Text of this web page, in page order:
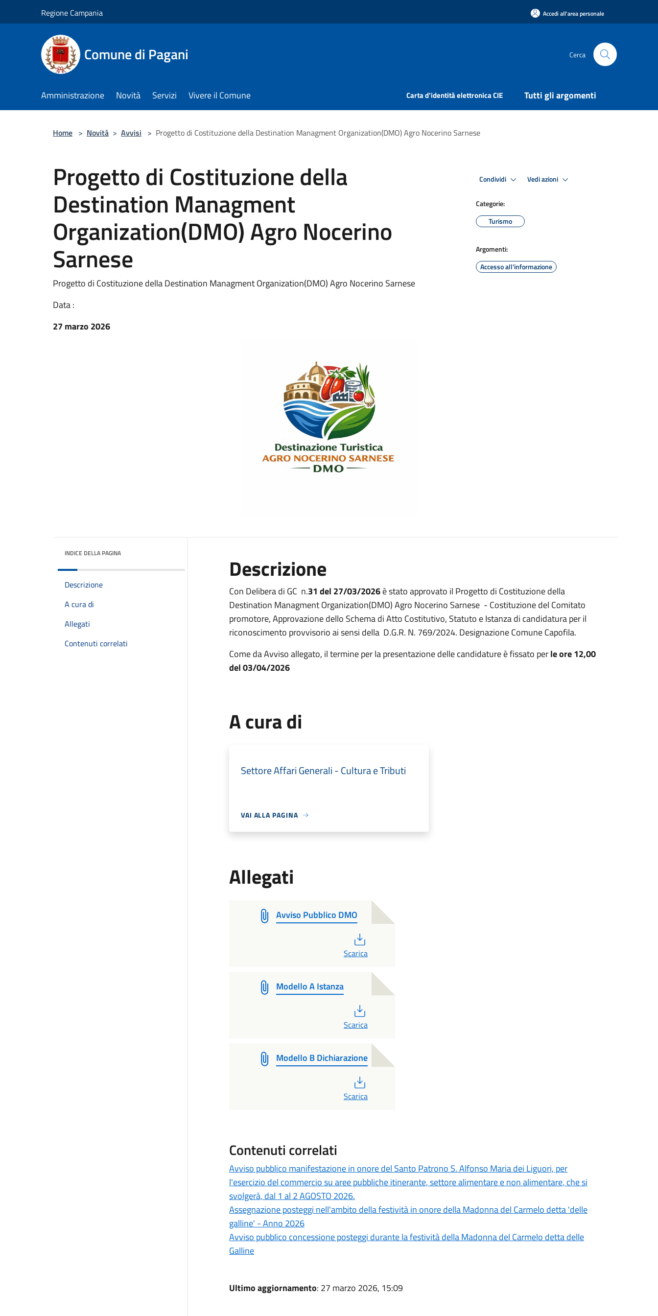
Regione Campania Accedi all'area personale
Comune di Pagani Cerca
Amministrazione Novità Servizi Vivere il Comune Carta d'identità elettronica CIE Tutti gli argomenti
Home > Novità > Avvisi > Progetto di Costituzione della Destination Managment Organization(DMO) Agro Nocerino Sarnese
Progetto di Costituzione della
Destination Managment
Organization(DMO) Agro Nocerino
Sarnese
Progetto di Costituzione della Destination Managment Organization(DMO) Agro Nocerino Sarnese
Data :
27 marzo 2026
Condividi Vedi azioni
Categorie:
Turismo
Argomenti:
Accesso all'informazione
INDICE DELLA PAGINA
Descrizione
A cura di
Allegati
Contenuti correlati
Descrizione
Con Delibera di GC n.31 del 27/03/2026è stato approvato il Progetto di Costituzione della
Destination Managment Organization(DMO) Agro Nocerino Sarnese - Costituzione del Comitato
promotore, Approvazione dello Schema di Atto Costitutivo, Statuto e Istanza di candidatura per il
riconoscimento provvisorio ai sensi della D.G.R. N. 769/2024. Designazione Comune Capofila.
Come da Avviso allegato, il termine per la presentazione delle candidature è fissato perle ore 12,00
del 03/04/2026
A cura di
Settore Affari Generali - Cultura e Tributi
VAI ALLA PAGINA
Allegati
Avviso Pubblico DMO
Scarica
Modello A Istanza
Scarica
Modello B Dichiarazione
Scarica
Contenuti correlati
Avviso pubblico manifestazione in onore del Santo Patrono S. Alfonso Maria dei Liguori, per
l'esercizio del commercio su aree pubbliche itinerante, settore alimentare e non alimentare, che si
svolgerà, dal 1 al 2 AGOSTO 2026.
Assegnazione posteggi nell'ambito della festività in onore della Madonna del Carmelo detta 'delle
galline' - Anno 2026
Avviso pubblico concessione posteggi durante la festività della Madonna del Carmelo detta delle
Galline
Ultimo aggiornamento: 27 marzo 2026, 15:09